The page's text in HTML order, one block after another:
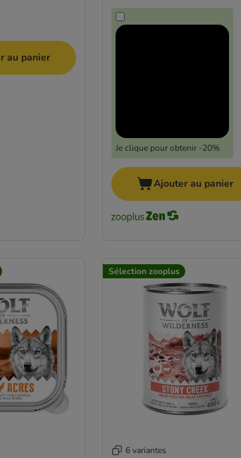
au panier
Je clique pour obtenir -20%
Ajouter au panier
Sélection zooplus
6 variantes